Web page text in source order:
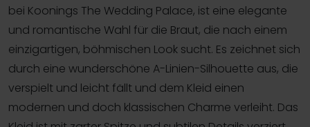
bei Koonings The Wedding Palace, ist eine elegante
und romantische Wahl für die Braut, die nach einem
einzigartigen, böhmischen Look sucht. Es zeichnet sich
durch eine wunderschöne A-Linien-Silhouette aus, die
verspielt und leicht fällt und dem Kleid einen
modernen und doch klassischen Charme verleiht. Das